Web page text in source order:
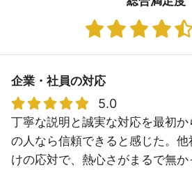
企業・社員の対応
5.0
丁寧な説明と誠実な対応を最初か
の人なら信頼できると感じた。
けの応対で、熱心さがまるで無